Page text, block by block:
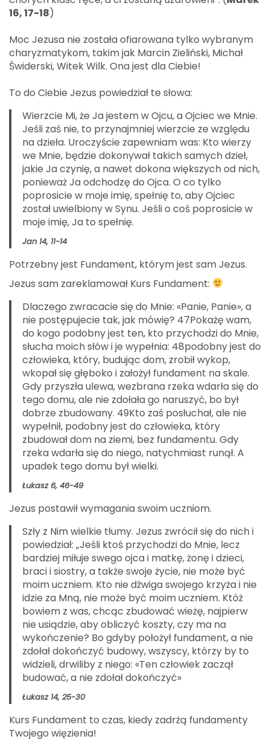
16, 17-18)
Moc Jezusa nie została ofiarowana tylko wybranym
charyzmatykom, takim jak Marcin Zieliński, Michał
Świderski, Witek Wilk. Ona jest dla Ciebie!
To do Ciebie Jezus powiedział te słowa:
Wierzcie Mi, że Ja jestem w Ojcu, a Ojciec we Mnie.
Jeśli zaś nie, to przynajmniej wierzcie ze względu
na dzieła. Uroczyście zapewniam was: Kto wierzy
we Mnie, będzie dokonywał takich samych dzieł,
jakie Ja czynię, a nawet dokona większych od nich,
ponieważ Ja odchodzę do Ojca. O co tylko
poprosicie w moje imię, spełnię to, aby Ojciec
został uwielbiony w Synu. Jeśli o coś poprosicie w
moje imię, Ja to spełnię.
Jan 14, 11-14
Potrzebny jest Fundament, którym jest sam Jezus.
Jezus sam zareklamował Kurs Fundament:
Dlaczego zwracacie się do Mnie: «Panie, Panie», a
nie postępujecie tak, jak mówię? 47Pokażę wam,
do kogo podobny jest ten, kto przychodzi do Mnie,
słucha moich słów i je wypełnia: 48podobny jest do
człowieka, który, budując dom, zrobił wykop,
wkopał się głęboko i założył fundament na skale.
Gdy przyszła ulewa, wezbrana rzeka wdarła się do
tego domu, ale nie zdołała go naruszyć, bo był
dobrze zbudowany. 49Kto zaś posłuchał, ale nie
wypełnił, podobny jest do człowieka, który
zbudował dom na ziemi, bez fundamentu. Gdy
rzeka wdarła się do niego, natychmiast runął. A
upadek tego domu był wielki.
Łukasz 6, 46-49
Jezus postawił wymagania swoim uczniom.
Szły z Nim wielkie tłumy. Jezus zwrócił się do nich i
powiedział: „Jeśli ktoś przychodzi do Mnie, lecz
bardziej miłuje swego ojca i matkę, żonę i dzieci,
braci i siostry, a także swoje życie, nie może być
moim uczniem. Kto nie dźwiga swojego krzyża i nie
idzie za Mną, nie może być moim uczniem. Któż
bowiem z was, chcąc zbudować wieżę, najpierw
nie usiądzie, aby obliczyć koszty, czy ma na
wykończenie? Bo gdyby położył fundament, a nie
zdołał dokończyć budowy, wszyscy, którzy by to
widzieli, drwiliby z niego: «Ten człowiek zaczął
budować, a nie zdołał dokończyć»
Łukasz 14, 25-30
Kurs Fundament to czas, kiedy zadrżą fundamenty
Twojego więzienia!